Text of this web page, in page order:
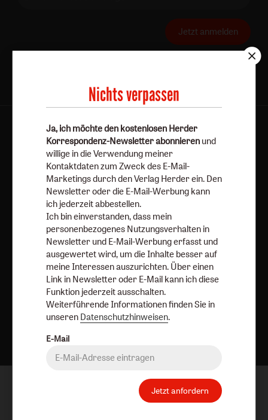
Jetzt anmelden
AGB und Widerrufsbelehrung
Datenschutz
Barrierefreiheit
Impressum
Vertrag widerrufen Abo online kündigen
Nach oben
Nichts verpassen
Ja, ich möchte den kostenlosen Herder
Korrespondenz-Newsletter abonnieren und
willige in die Verwendung meiner
Kontaktdaten zum Zweck des E-Mail-
Marketings durch den Verlag Herder ein. Den
Newsletter oder die E-Mail-Werbung kann
ich jederzeit abbestellen.
Ich bin einverstanden, dass mein
personenbezogenes Nutzungsverhalten in
Newsletter und E-Mail-Werbung erfasst und
ausgewertet wird, um die Inhalte besser auf
meine Interessen auszurichten. Über einen
Link in Newsletter oder E-Mail kann ich diese
Funktion jederzeit ausschalten.
Weiterführende Informationen finden Sie in
unseren Datenschutzhinweisen.
E-Mail
Jetzt anfordern